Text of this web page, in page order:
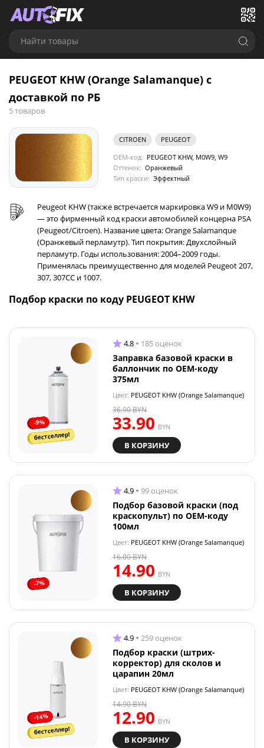
Найти товары
PEUGEOT KHW (Orange Salamanque) с
доставкой по РБ
5 товаров
CITROEN
PEUGEOT
OEM-код: PEUGEOT KHW, M0W9, W9
Оттенок: Оранжевый
Тип краски: Эффектный
Peugeot KHW (также встречается маркировка W9 и M0W9)
— это фирменный код краски автомобилей концерна PSA
(Peugeot/Citroen). Название цвета: Orange Salamanque
(Оранжевый перламутр). Тип покрытия: Двухслойный
перламутр. Годы использования: 2004–2009 годы.
Применялась преимущественно для моделей Peugeot 207,
307, 307CC и 1007.
Подбор краски по коду PEUGEOT KHW
-9%
бестселлер!
4.8 185 оценок
Заправка базовой краски в
баллончик по OEM-коду
375мл
Цвет: PEUGEOT KHW (Orange Salamanque)
33.90 BYN
36.90BYN
В КОРЗИНУ
-7%
4.9 99 оценок
Подбор базовой краски (под
краскопульт) по OEM-коду
100мл
Цвет: PEUGEOT KHW (Orange Salamanque)
14.90 BYN
16.00BYN
В КОРЗИНУ
-14%
бестселлер!
4.9 259 оценок
Подбор краски (штрих-
корректор) для сколов и
царапин 20мл
Цвет: PEUGEOT KHW (Orange Salamanque)
12.90 BYN
14.90BYN
В КОРЗИНУ